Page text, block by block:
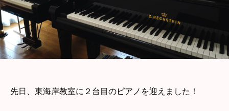
先日、東海岸教室に２台目のピアノを迎えました！